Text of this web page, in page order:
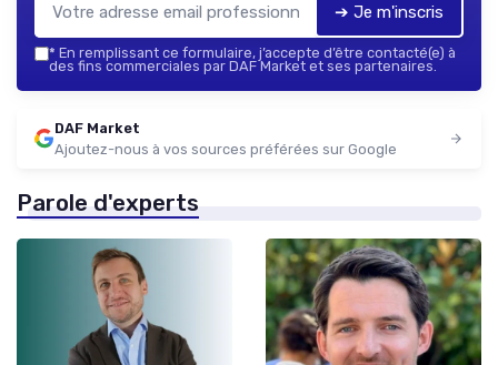
➔ Je m'inscris
* En remplissant ce formulaire, j’accepte d’être contacté(e) à
des fins commerciales par DAF Market et ses partenaires.
DAF Market
Ajoutez-nous à vos sources préférées sur Google
Parole d'experts